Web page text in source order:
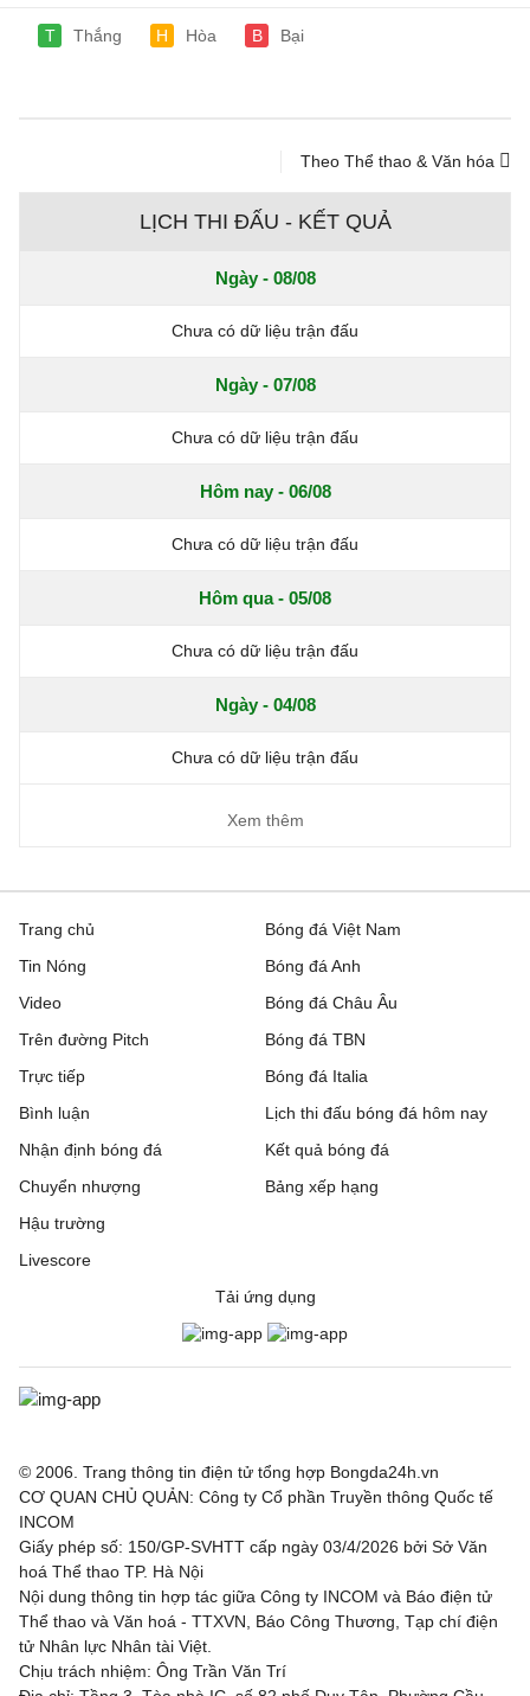
T Thắng H Hòa B Bại
Theo Thể thao & Văn hóa
LỊCH THI ĐẤU - KẾT QUẢ
Ngày - 08/08
Chưa có dữ liệu trận đấu
Ngày - 07/08
Chưa có dữ liệu trận đấu
Hôm nay - 06/08
Chưa có dữ liệu trận đấu
Hôm qua - 05/08
Chưa có dữ liệu trận đấu
Ngày - 04/08
Chưa có dữ liệu trận đấu
Xem thêm
Trang chủ
Tin Nóng
Video
Trên đường Pitch
Trực tiếp
Bóng đá Việt Nam
Bóng đá Anh
Bóng đá Châu Âu
Bóng đá TBN
Bóng đá Italia
Bình luận
Nhận định bóng đá
Chuyển nhượng
Hậu trường
Livescore
Lịch thi đấu bóng đá hôm nay
Kết quả bóng đá
Bảng xếp hạng
Tải ứng dụng
© 2006. Trang thông tin điện tử tổng hợp Bongda24h.vn
CƠ QUAN CHỦ QUẢN: Công ty Cổ phần Truyền thông Quốc tế
INCOM
Giấy phép số: 150/GP-SVHTT cấp ngày 03/4/2026 bởi Sở Văn
hoá Thể thao TP. Hà Nội
Nội dung thông tin hợp tác giữa Công ty INCOM và Báo điện tử
Thể thao và Văn hoá - TTXVN, Báo Công Thương, Tạp chí điện
tử Nhân lực Nhân tài Việt.
Chịu trách nhiệm: Ông Trần Văn Trí